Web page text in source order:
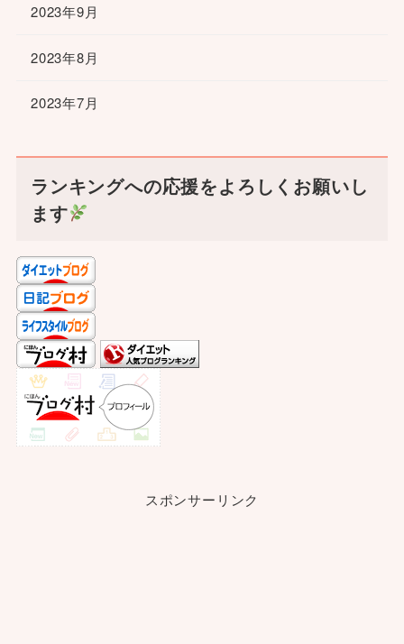
2023年9月
2023年8月
2023年7月
ランキングへの応援をよろしくお願いし
ます
スポンサーリンク